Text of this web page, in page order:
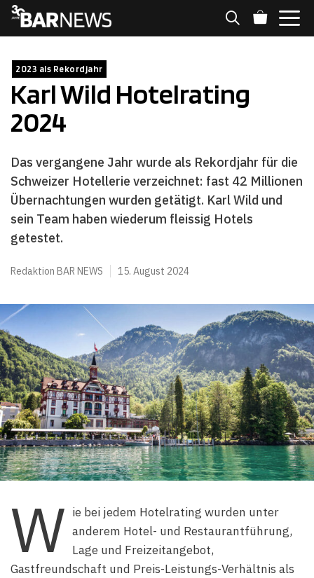
Zum
Inhalt
2023 als Rekordjahr
Karl Wild Hotelrating
2024
Das vergangene Jahr wurde als Rekordjahr für die
Schweizer Hotellerie verzeichnet: fast 42 Millionen
Übernachtungen wurden getätigt. Karl Wild und
sein Team haben wiederum fleissig Hotels
getestet.
Redaktion BAR NEWS 15. August 2024
W ie bei jedem Hotelrating wurden unter
anderem Hotel- und Restaurantführung,
Lage und Freizeitangebot,
Gastfreundschaft und Preis-Leistungs-Verhältnis als